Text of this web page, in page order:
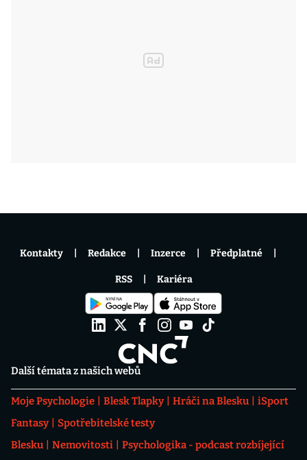
Další témata z našich webů
Moje Psychologie Blesk Tlapky Hráči na Blesku
iSport
Fantasy
Spotřebitelské testy
Blesku
Nemovitosti
Psychologika - podcast rozbíjející
Kontakty Redakce Inzerce Předplatné
RSS Kariéra